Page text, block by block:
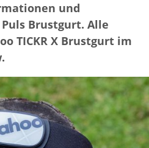
und
Brustgurt. Alle
TICKR X Brustgurt im